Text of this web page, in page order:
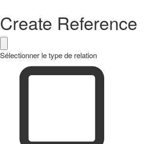
Create Reference
Sélectionner le type de relation